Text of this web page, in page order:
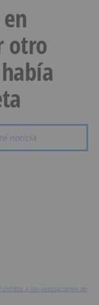
otro
noticia
crédito a las asociaciones de